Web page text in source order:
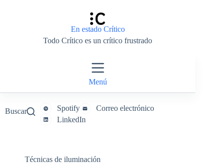
En estado Crítico
Todo Crítico es un crítico frustrado
Menú
Buscar Spotify
Correo electrónico
LinkedIn
Técnicas de iluminación